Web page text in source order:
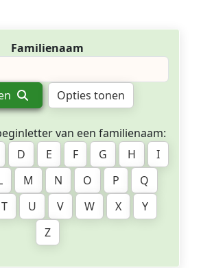
Familienaam
Opties tonen
van een familienaam:
D E F G H
I
M N O P
Q
T U V W X
Y
Z